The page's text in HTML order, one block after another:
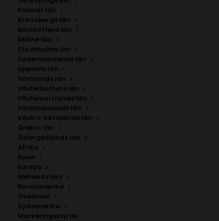
Kalmar län
Kronobergs län
Norrbottens län
Skåne län
Stockholms län
Södermanlands län
Uppsala län
Vämlands län
Västerbottens län
Västernorrlands län
Västmanlands län
Västra Götalands län
Örebro län
Östergötlands län
Afrika
Asien
Europa
Mellanöstern
Nordamerika
Oceanien
Sydamerika
Markeringskartor
Noraström
Storlek
350.00kr
Handritad karta över Noraström i
Välj mellan fyra olika storlekar: 50×70 cm, 40×50 cm,